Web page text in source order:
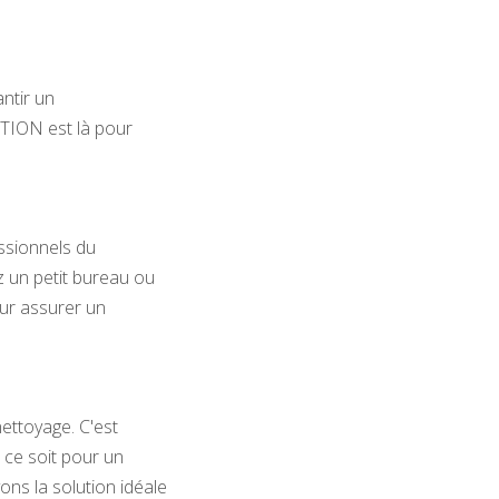
un
est là pour
du
un petit bureau ou
assurer un
C'est
soit pour un
la solution idéale